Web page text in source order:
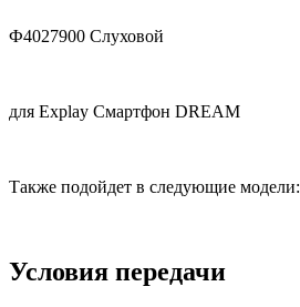
Ф4027900 Слуховой
для Explay Смартфон DREAM
Также подойдет в следующие модели:
Условия передачи